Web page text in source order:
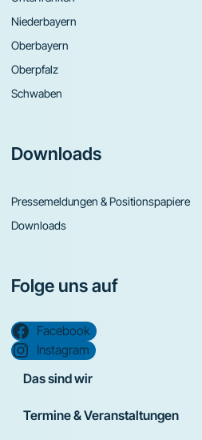
Niederbayern
Oberbayern
Oberpfalz
Schwaben
Downloads
Pressemeldungen & Positionspapiere
Downloads
Folge uns auf
Facebook
Instagram
Das sind wir
Termine & Veranstaltungen